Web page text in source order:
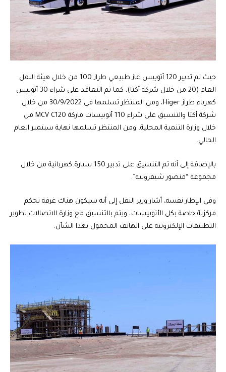
حيث تم تدبير 120 أتوبيس غاز طبيعي طراز 100 من خلال هيئة النقل
العام (20 من خلال شركة أكتا)، كما تم التعاقد على شراء 30 أتوبيس
كهرباء طراز Higer، ومن المنتظر تسلمها في 30/9/2022 من خلال
شركة أكتا والتنسيق على شراء 110 أتوبيسات ماركة MCV C120 من
خلال وزارة التنمية المحلية، ومن المنتظر تسلمها نهاية سبتمبر العام
الحالي.
بالإضافة إلى أنه تم التنسيق على تدبير 150 سيارة كهربائية من خلال
مجموعة “منصور شيفروليه”.
وفي الإطار نفسه، أشار وزير النقل إلى أنه سيكون هناك غرفة تحكم
مركزية خاصة بكل الأتوبيسات، ويتم بالتنسيق مع وزارة الاتصالات تطوير
التطبيقات الإلكترونية على الهاتف المحمول بهذا الشأن.